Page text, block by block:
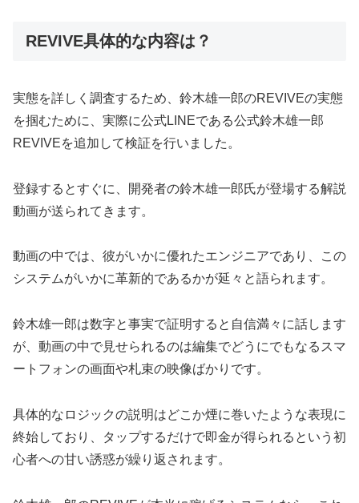
REVIVE具体的な内容は？
実態を詳しく調査するため、鈴木雄一郎のREVIVEの実態
を掴むために、実際に公式LINEである公式鈴木雄一郎
REVIVEを追加して検証を行いました。
登録するとすぐに、開発者の鈴木雄一郎氏が登場する解説
動画が送られてきます。
動画の中では、彼がいかに優れたエンジニアであり、この
システムがいかに革新的であるかが延々と語られます。
鈴木雄一郎は数字と事実で証明すると自信満々に話します
が、動画の中で見せられるのは編集でどうにでもなるスマ
ートフォンの画面や札束の映像ばかりです。
具体的なロジックの説明はどこか煙に巻いたような表現に
終始しており、タップするだけで即金が得られるという初
心者への甘い誘惑が繰り返されます。